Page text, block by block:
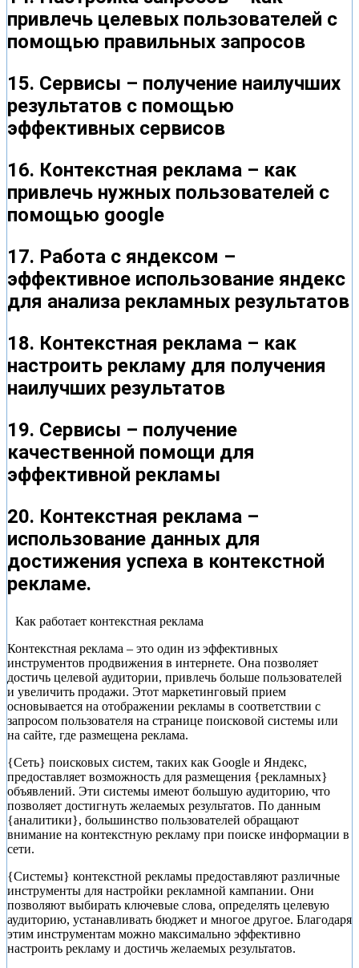
привлечь целевых пользователей с
помощью правильных запросов
15. Сервисы – получение наилучших
результатов с помощью
эффективных сервисов
16. Контекстная реклама – как
привлечь нужных пользователей с
помощью google
17. Работа с яндексом –
эффективное использование яндекс
для анализа рекламных результатов
18. Контекстная реклама – как
настроить рекламу для получения
наилучших результатов
19. Сервисы – получение
качественной помощи для
эффективной рекламы
20. Контекстная реклама –
использование данных для
достижения успеха в контекстной
рекламе.
Как работает контекстная реклама
Контекстная реклама – это один из эффективных
инструментов продвижения в интернете. Она позволяет
достичь целевой аудитории, привлечь больше пользователей
и увеличить продажи. Этот маркетинговый прием
основывается на отображении рекламы в соответствии с
запросом пользователя на странице поисковой системы или
на сайте, где размещена реклама.
{Сеть} поисковых систем, таких как Google и Яндекс,
предоставляет возможность для размещения {рекламных}
объявлений. Эти системы имеют большую аудиторию, что
позволяет достигнуть желаемых результатов. По данным
{аналитики}, большинство пользователей обращают
внимание на контекстную рекламу при поиске информации в
сети.
{Системы} контекстной рекламы предоставляют различные
инструменты для настройки рекламной кампании. Они
позволяют выбирать ключевые слова, определять целевую
аудиторию, устанавливать бюджет и многое другое. Благодаря
этим инструментам можно максимально эффективно
настроить рекламу и достичь желаемых результатов.